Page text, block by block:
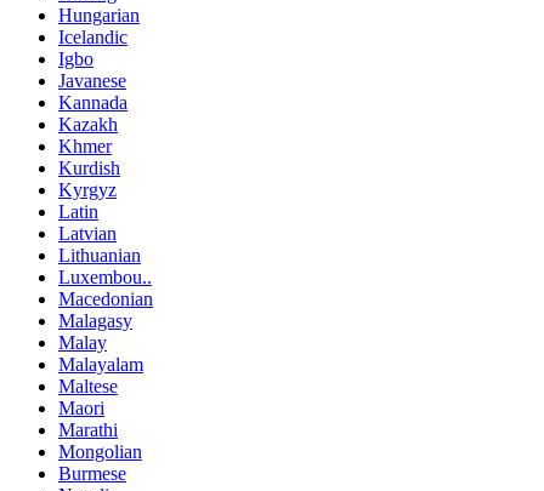
Hungarian
Icelandic
Igbo
Javanese
Kannada
Kazakh
Khmer
Kurdish
Kyrgyz
Latin
Latvian
Lithuanian
Luxembou..
Macedonian
Malagasy
Malay
Malayalam
Maltese
Maori
Marathi
Mongolian
Burmese